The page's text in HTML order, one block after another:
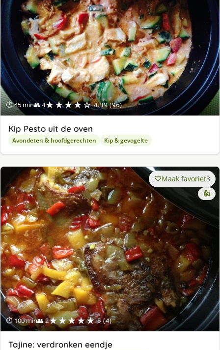
⏱ 45 min👥 4★★★★☆ 4.39 (96)
Kip Pesto uit de oven
Avondeten & hoofdgerechten Kip & gevogelte
⏱ 100 min👥 2★★★★★ 5 (4)
Maak favoriet3
👍
Tajine: verdronken eendje